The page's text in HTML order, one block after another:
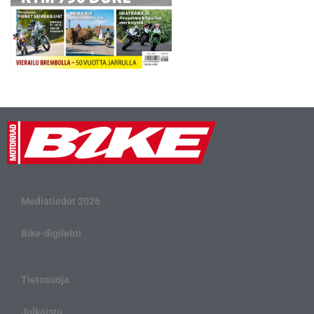
Mediatiedot 2026
Bike-digilehti
Tietosuoja